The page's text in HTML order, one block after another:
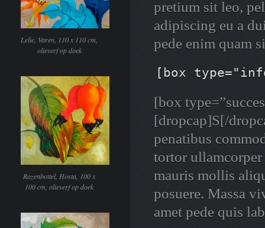
Lelie, Varen, 110 x 110 cm,
olieverf op doek
Rozenbottel, Hosta, 100 x
100 cm, olieverf op doek
pretium sit leo,
adipiscing eu a
pede enim quam
[box
[box
[dropcap]S[/
penatibus
tortor
mauris mollis
posuere. Massa
amet pede quis